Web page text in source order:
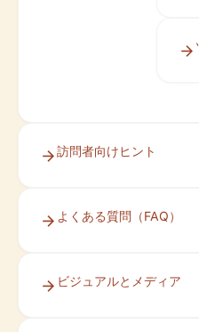
訪問者向けヒント
よくある質問（FAQ）
ビジュアルとメディア